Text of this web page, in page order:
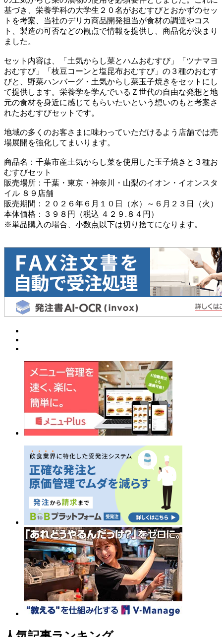
基づき、栄養学科の大学生２０名がおむすびとおかずのセッ
トを考案、当社のデリカ商品開発担当が食材の調達やコス
ト、製造の可否などの観点で情報を提供し、商品化が決まり
ました。
セット内容は、「土気からし菜とハムおむすび」「ツナマヨ
おむすび」「枝豆コーンと塩昆布おむすび」の３種のおむす
びと、野菜ハンバーグ・土気からし菜玉子焼きをセットにし
て提供します。栄養学を学んでいるＺ世代の自由な発想と地
元の食材を身近に感じてもらいたいという想いのもと考案さ
れたおむすびセットです。
地域の多くのお客さまに味わっていただけるよう店舗では売
場展開を強化してまいります。
商品名：千葉市産土気からし菜を使用した玉子焼きと３種お
むすびセット
販売場所：千葉・東京・神奈川・山梨のイオン・イオンスタ
イル ８９店舗
販売期間：２０２６年６月１０日（水）～６月２３日（火）
本体価格：３９８円（税込 ４２９.８４円）
※単品購入の場合、小数点以下は切り捨てになります。